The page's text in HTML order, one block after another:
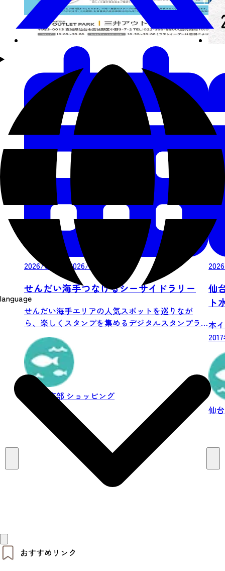
language
おすすめリンク
2026/07/25-2026/08/31
せんだい海手つなげるシーサイドラリー
せんだい海手エリアの人気スポットを巡りなが
ら、楽しくスタンプを集めるデジタルスタンプラ
リーを開...
仙台市東部 ショッピング
仙
ト
本
仙